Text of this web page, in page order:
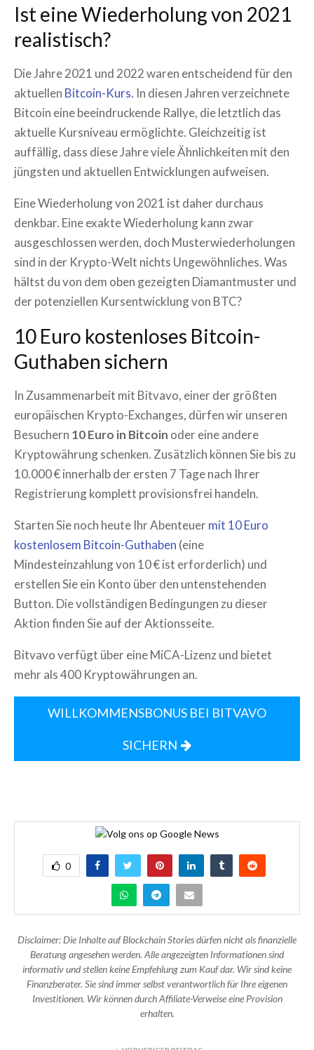
Ist eine Wiederholung von 2021
realistisch?
Die Jahre 2021 und 2022 waren entscheidend für den
aktuellen Bitcoin-Kurs. In diesen Jahren verzeichnete
Bitcoin eine beeindruckende Rallye, die letztlich das
aktuelle Kursniveau ermöglichte. Gleichzeitig ist
auffällig, dass diese Jahre viele Ähnlichkeiten mit den
jüngsten und aktuellen Entwicklungen aufweisen.
Eine Wiederholung von 2021 ist daher durchaus
denkbar. Eine exakte Wiederholung kann zwar
ausgeschlossen werden, doch Musterwiederholungen
sind in der Krypto-Welt nichts Ungewöhnliches. Was
hältst du von dem oben gezeigten Diamantmuster und
der potenziellen Kursentwicklung von BTC?
10 Euro kostenloses Bitcoin-
Guthaben sichern
In Zusammenarbeit mit Bitvavo, einer der größten
europäischen Krypto-Exchanges, dürfen wir unseren
Besuchern 10 Euro in Bitcoin oder eine andere
Kryptowährung schenken. Zusätzlich können Sie bis zu
10.000 € innerhalb der ersten 7 Tage nach Ihrer
Registrierung komplett provisionsfrei handeln.
Starten Sie noch heute Ihr Abenteuermit 10 Euro
kostenlosem Bitcoin-Guthaben (eine
Mindesteinzahlung von 10 € ist erforderlich) und
erstellen Sie ein Konto über den untenstehenden
Button. Die vollständigen Bedingungen zu dieser
Aktion finden Sie auf der Aktionsseite.
Bitvavo verfügt über eine MiCA-Lizenz und bietet
mehr als 400 Kryptowährungen an.
WILLKOMMENSBONUS BEI BITVAVO
SICHERN
0
Disclaimer: Die Inhalte auf Blockchain Stories dürfen nicht als finanzielle
Beratung angesehen werden. Alle angezeigten Informationen sind
informativ und stellen keine Empfehlung zum Kauf dar. Wir sind keine
Finanzberater. Sie sind immer selbst verantwortlich für Ihre eigenen
Investitionen. Wir können durch Affiliate-Verweise eine Provision
erhalten.